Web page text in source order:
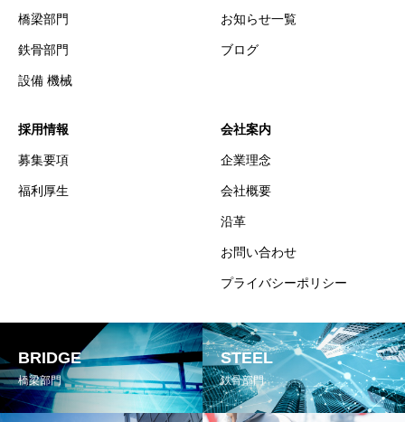
橋梁部門
鉄骨部門
設備 機械
お知らせ一覧
ブログ
採用情報
募集要項
福利厚生
会社案内
企業理念
会社概要
沿革
お問い合わせ
プライバシーポリシー
BRIDGE
橋梁部門
STEEL
鉄骨部門